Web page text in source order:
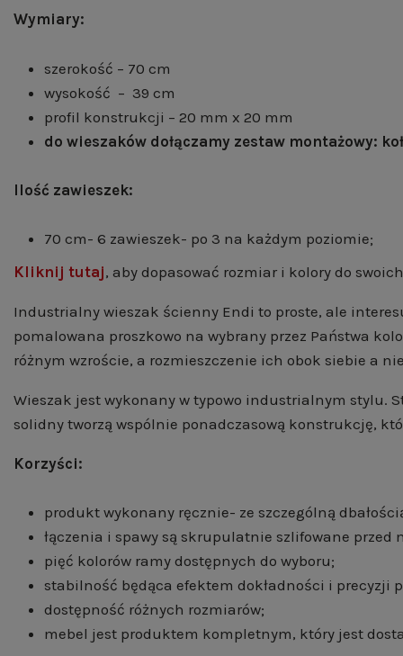
Wymiary:
szerokość – 70 cm
wysokość – 39 cm
profil konstrukcji – 20 mm x 20 mm
do wieszaków dołączamy zestaw montażowy:
Ilość zawieszek:
70 cm- 6 zawieszek- po 3 na każdym poziomie;
Kliknij tutaj, aby dopasować rozmiar i kolory do
Industrialny wieszak ścienny Endi to proste, ale
pomalowana proszkowo na wybrany przez Państwa
różnym wzroście, a rozmieszczenie ich obok siebie a
Wieszak jest wykonany w typowo industrialnym stylu.
solidny tworzą wspólnie ponadczasową konstrukcję,
Korzyści:
produkt wykonany ręcznie- ze szczególną
łączenia i spawy są skrupulatnie szlifowane
pięć kolorów ramy dostępnych do wyboru;
stabilność będąca efektem dokładności i precyzji
dostępność różnych rozmiarów;
mebel jest produktem kompletnym, który jest